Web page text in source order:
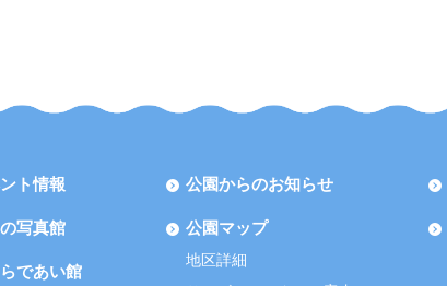
ト情報
写真館
であい館
公園からのお知らせ
公園マップ
地区詳細